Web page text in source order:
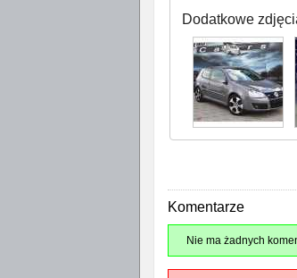
Dodatkowe
Komentarze
Nie ma żadnych